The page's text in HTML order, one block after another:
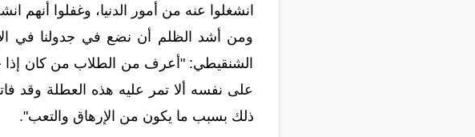
انشغلوا عنه من أمور الدنيا، وغفلوا أنهم
ومن أشد الظلم أن نضع في جدولنا في
الشنقيطي: "أعرف من الطلاب من كان إذا
على نفسه ألا تمر عليه هذه العطلة وقد
ذلك بسبب ما يكون من الإرهاق والتعب".